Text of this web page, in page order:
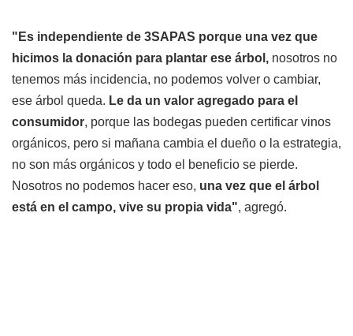
"Es independiente de 3SAPAS porque una vez que
hicimos la donación para plantar ese árbol, nosotros no
tenemos más incidencia, no podemos volver o cambiar,
ese árbol queda. Le da un valor agregado para el
consumidor, porque las bodegas pueden certificar vinos
orgánicos, pero si mañana cambia el dueño o la estrategia,
no son más orgánicos y todo el beneficio se pierde.
Nosotros no podemos hacer eso, una vez que el árbol
está en el campo, vive su propia vida", agregó.